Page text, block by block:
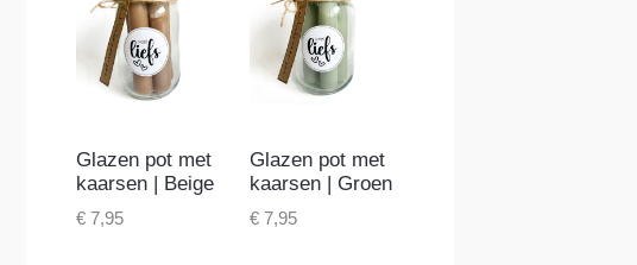
Glazen pot met
kaarsen | Beige
€ 7,95
Glazen pot met
kaarsen | Groen
€ 7,95